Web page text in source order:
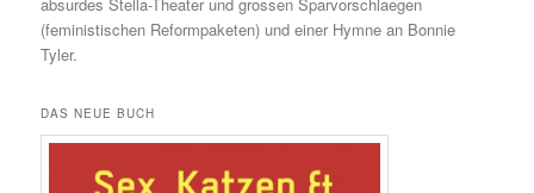
(feministischen Reformpaketen) und einer Hymne an Bonnie
Tyler.
DAS NEUE BUCH